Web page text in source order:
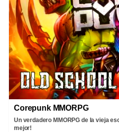
Corepunk MMORPG
Un verdadero MMORPG de la vieja
mejor!